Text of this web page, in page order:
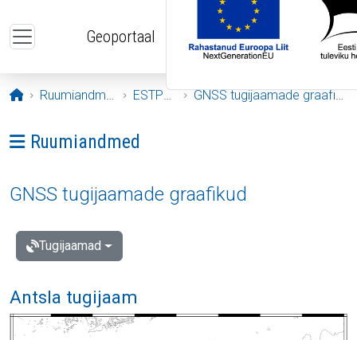
Geoportaal
Avaleht
Ruumiandmed ESTPOS GNSS tugijaamade graafikud
Ava menüü: Ruumiandmed
Ruumiandmed
GNSS tugijaamade graafikud
Tugijaamad
Antsla tugijaam